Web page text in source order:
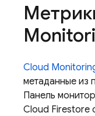
Cloud
метаданные из
Панель
Cloud Firestore